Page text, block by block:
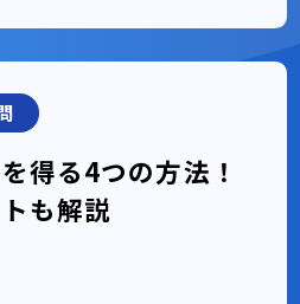
得る4つの方法！
も解説